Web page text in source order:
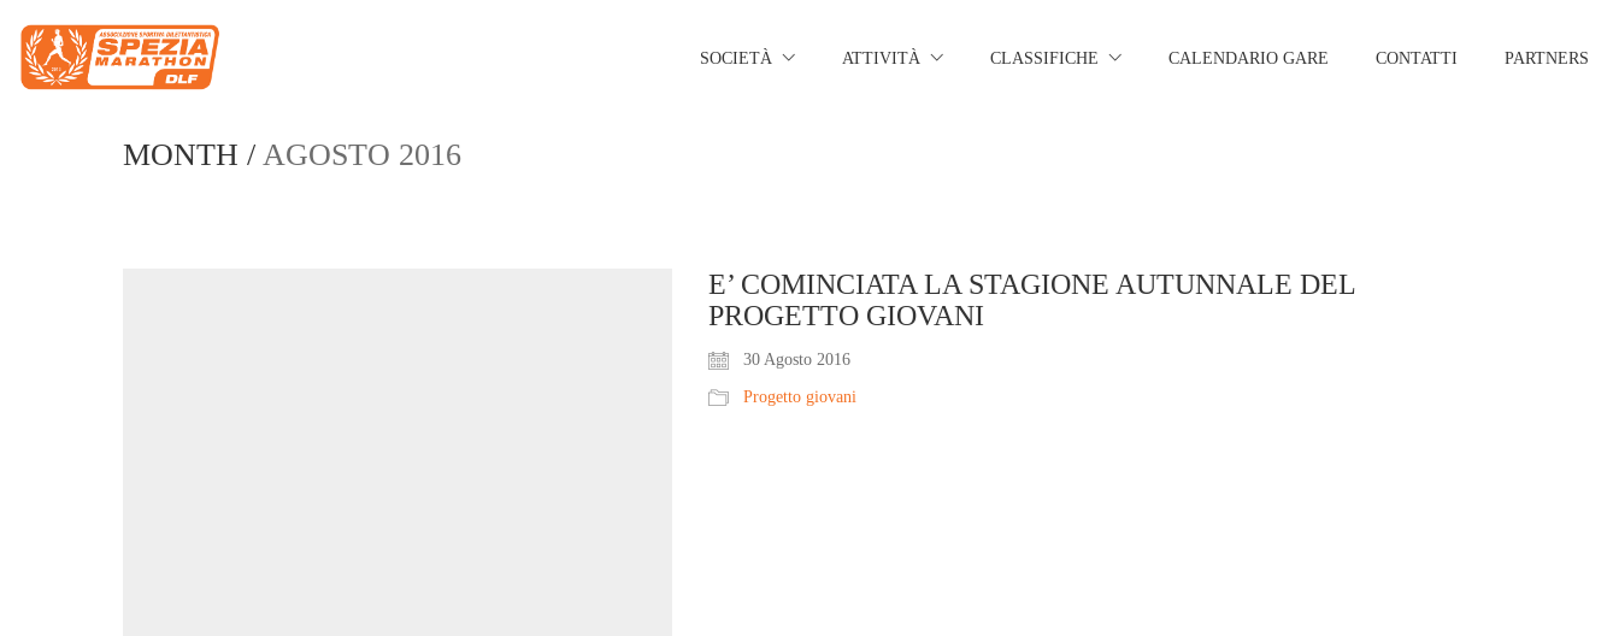
SOCIETÀ ATTIVITÀ CLASSIFICHE CALENDARIO GARE CONTATTI PARTNERS
MONTH / AGOSTO 2016
E’ COMINCIATA LA STAGIONE AUTUNNALE DEL
PROGETTO GIOVANI
30 Agosto 2016
Progetto giovani